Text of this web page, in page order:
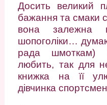
Досить великий
бажання та смаки
вона залежна
шопоголіки…
рада шмоткам)
любить, так для
книжка на її
дівчинка